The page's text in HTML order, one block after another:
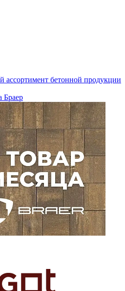
бетонной продукции
Браер